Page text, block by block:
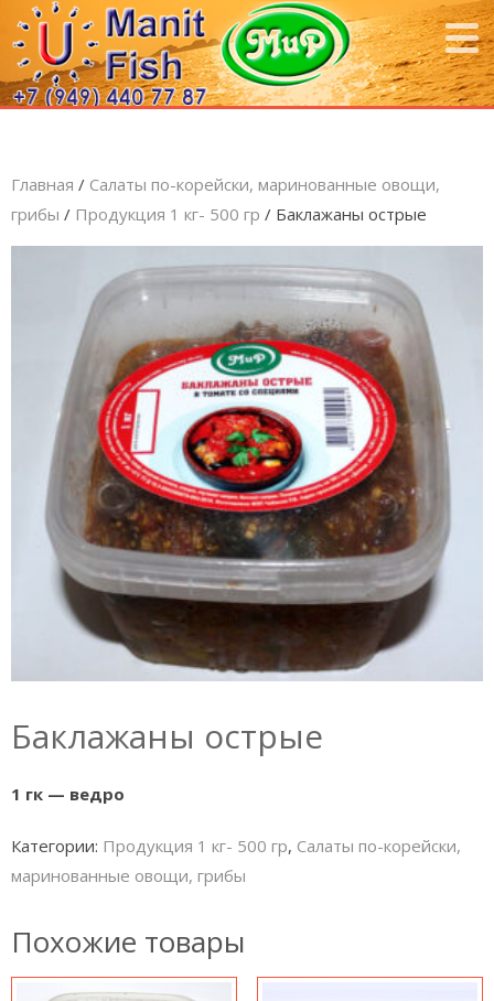
Главная / Салаты по-корейски, маринованные овощи,
грибы / Продукция 1 кг- 500 гр / Баклажаны острые
Баклажаны острые
1 гк — ведро
Категории: Продукция 1 кг- 500 гр, Салаты по-корейски,
маринованные овощи, грибы
Похожие товары